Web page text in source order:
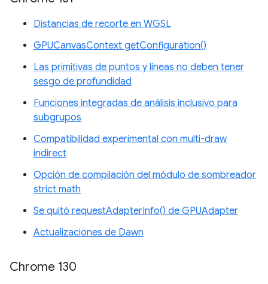
Distancias de recorte en WGSL
GPUCanvasContext getConfiguration()
Las primitivas de puntos y líneas no deben tener
sesgo de profundidad
Funciones integradas de análisis inclusivo para
subgrupos
Compatibilidad experimental con multi-draw
indirect
Opción de compilación del módulo de sombreador
strict math
Se quitó requestAdapterInfo() de GPUAdapter
Actualizaciones de Dawn
Chrome 130